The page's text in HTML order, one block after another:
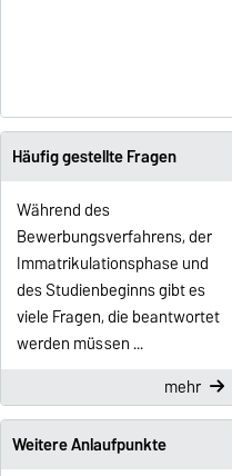
Häufig gestellte Fragen
Während des
Bewerbungsverfahrens, der
Immatrikulationsphase und
des Studienbeginns gibt es
viele Fragen, die beantwortet
werden müssen ...
mehr
Weitere Anlaufpunkte